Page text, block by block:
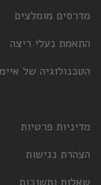
מדרסים מומלצים
התאמת נעלי ריצה
הטכנולוגיה של
מדיניות פרטיות
הצהרת נגישות